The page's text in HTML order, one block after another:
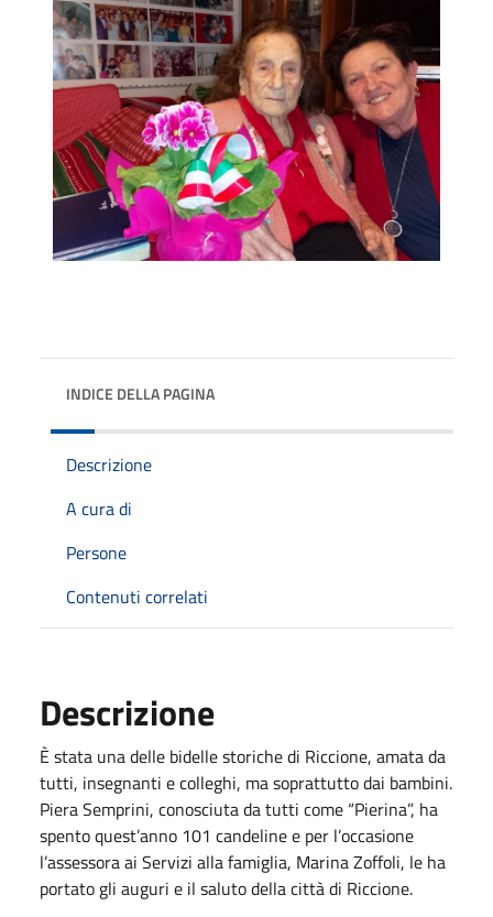
INDICE DELLA PAGINA
Descrizione
A cura di
Persone
Contenuti correlati
Descrizione
È stata una delle bidelle storiche di Riccione, amata da
tutti, insegnanti e colleghi, ma soprattutto dai bambini.
Piera Semprini, conosciuta da tutti come “Pierina”, ha
spento quest’anno 101 candeline e per l’occasione
l’assessora ai Servizi alla famiglia, Marina Zoffoli, le ha
portato gli auguri e il saluto della città di Riccione.